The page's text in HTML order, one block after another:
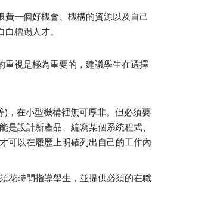
一個好機會、機構的資源以及自己
糟蹋人才。
重視是極為重要的，建議學生在選擇
在小型機構裡無可厚非。但必須要
設計新產品、編寫某個系統程式、
可以在履歷上明確列出自己的工作內
時間指導學生，並提供必須的在職